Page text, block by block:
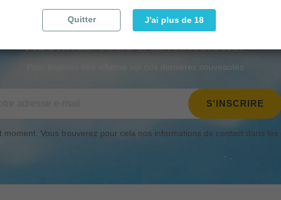
Abonnez-vous à la Newsletter
Pour toujours être informé sur nos dernières nouveautés
Vous trouverez pour cela nos informations de contact dans les
Quitter J'ai plus de 18